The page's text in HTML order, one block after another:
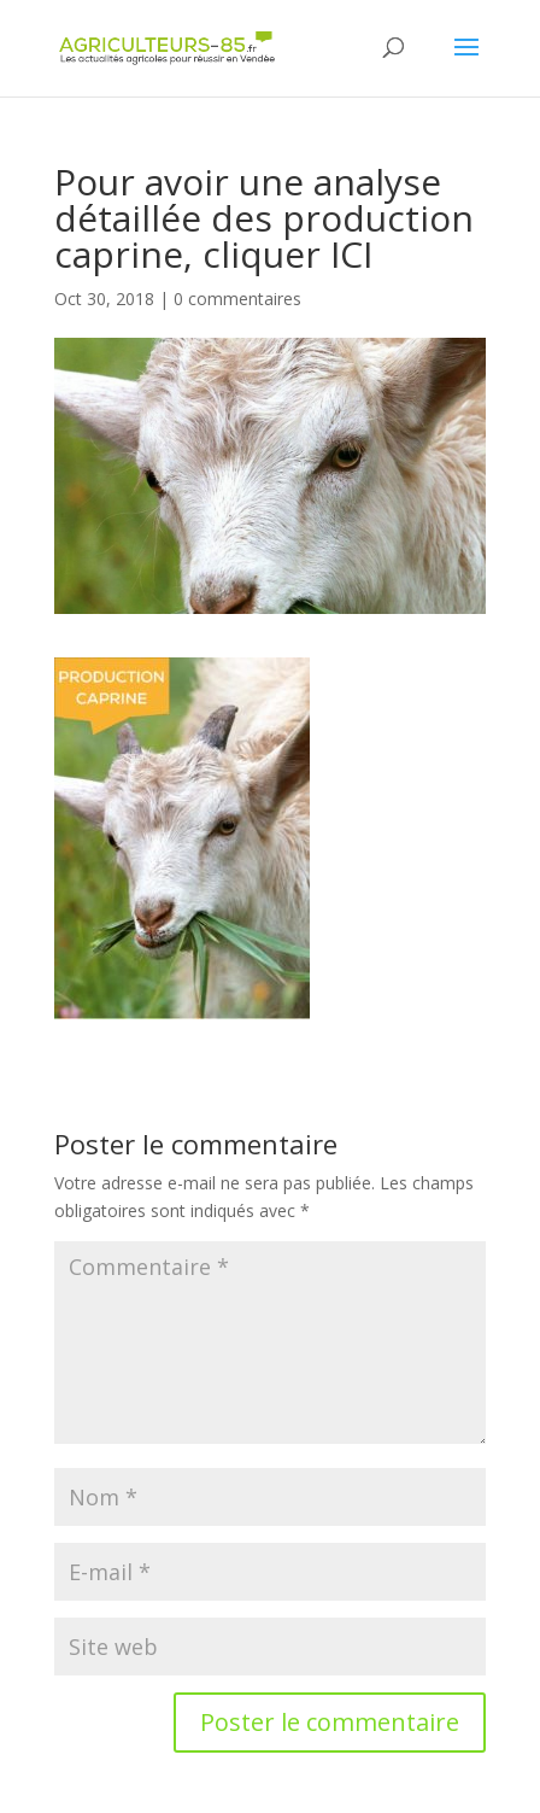
Pour avoir une analyse
détaillée des production
caprine, cliquer ICI
Oct 30, 2018 | 0 commentaires
Poster le commentaire
Votre adresse e-mail ne sera pas publiée. Les champs
obligatoires sont indiqués avec *